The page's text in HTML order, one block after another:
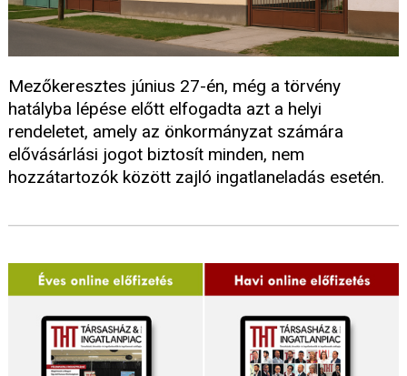
Mezőkeresztes június 27-én, még a törvény
hatályba lépése előtt elfogadta azt a helyi
rendeletet, amely az önkormányzat számára
elővásárlási jogot biztosít minden, nem
hozzátartozók között zajló ingatlaneladás esetén.